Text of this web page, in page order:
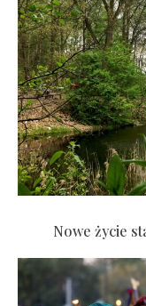
Nowe życie